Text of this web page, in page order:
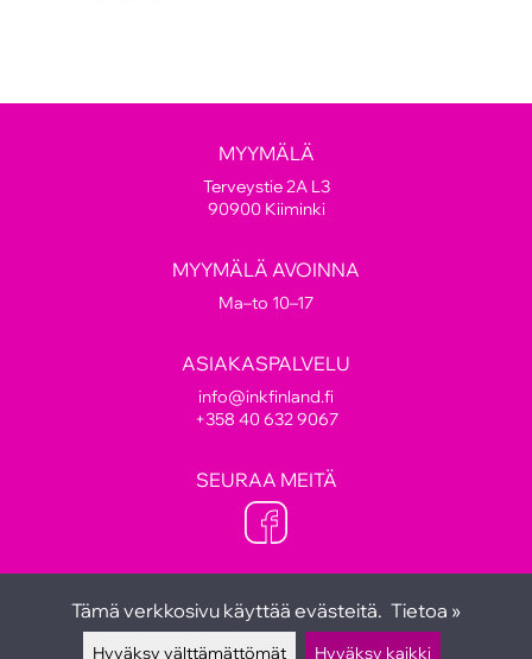
MYYMÄLÄ
Terveystie 2A L3
90900 Kiiminki
MYYMÄLÄ AVOINNA
Ma–to 10–17
ASIAKASPALVELU
info@inkfinland.fi
+358 40 632 9067
SEURAA MEITÄ
Tämä verkkosivu käyttää evästeitä. Tietoa »
Hyväksy välttämättömät Hyväksy kaikki